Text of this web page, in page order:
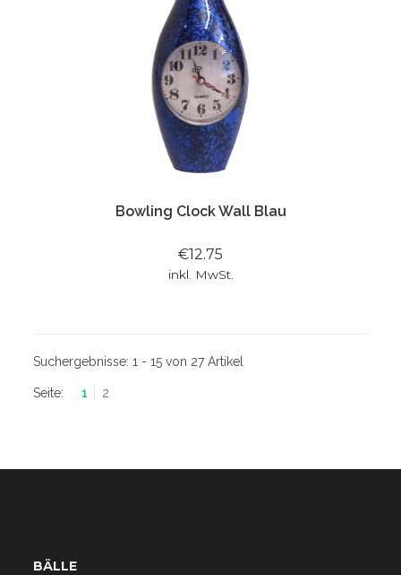
Bowling Clock Wall Blau
€12.75
inkl. MwSt.
Suchergebnisse:1 - 15 von 27 Artikel
Seite: 1 2
BÄLLE